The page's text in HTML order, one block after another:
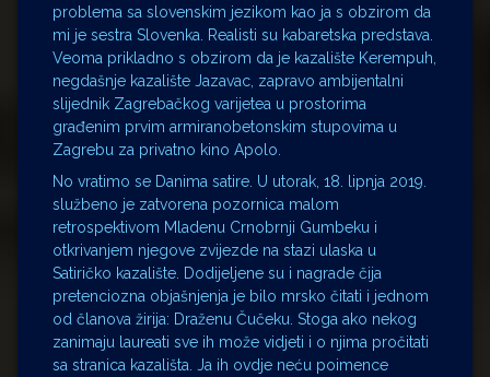
problema sa slovenskim jezikom kao ja s obzirom da
mi je sestra Slovenka. Realisti su kabaretska predstava.
Veoma prikladno s obzirom da je kazalište Kerempuh,
negdašnje kazalište Jazavac, zapravo ambijentalni
slijednik Zagrebačkog varijetea u prostorima
građenim prvim armiranobetonskim stupovima u
Zagrebu za privatno kino Apolo.
No vratimo se Danima satire. U utorak, 18. lipnja 2019.
službeno je zatvorena pozornica malom
retrospektivom Mladenu Crnobrnji Gumbeku i
otkrivanjem njegove zvijezde na stazi ulaska u
Satiričko kazalište. Dodijeljene su i nagrade čija
pretenciozna objašnjenja je bilo mrsko čitati i jednom
od članova žirija: Draženu Čučeku. Stoga ako nekog
zanimaju laureati sve ih može vidjeti i o njima pročitati
sa stranica kazališta. Ja ih ovdje neću poimence